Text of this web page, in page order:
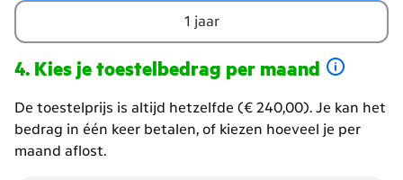
wil
je
1 jaar
Kies je toestelbedrag per maand
Hoeveel
wil
je
De toestelprijs is altijd hetzelfde (€ 240,00). Je kan het
bedrag in één keer betalen, of kiezen hoeveel je per
maand aflost.